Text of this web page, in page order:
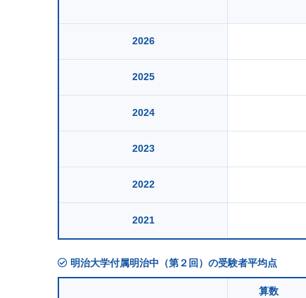
2026
2025
2024
2023
2022
2021
明治大学付属明治中（第２回）の受験者平均点
算数